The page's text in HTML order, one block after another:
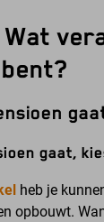
gaat,
heb je
opbouwt.